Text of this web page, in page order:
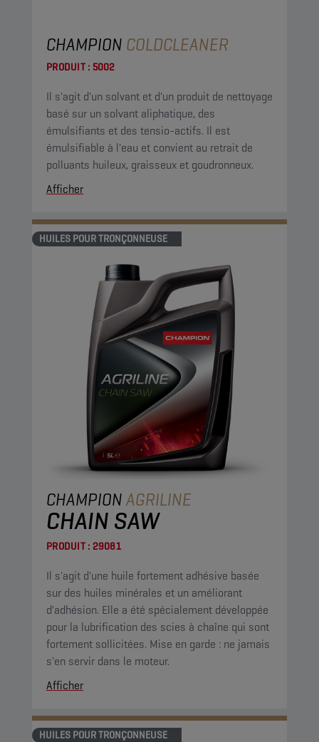
CHAMPION COLDCLEANER
PRODUIT : 5002
Il s'agit d'un solvant et d'un produit de nettoyage
basé sur un solvant aliphatique, des
émulsifiants et des tensio-actifs. Il est
émulsifiable à l'eau et convient au retrait de
polluants huileux, graisseux et goudronneux.
Afficher
HUILES POUR TRONÇONNEUSE
CHAMPIONAGRILINE
CHAIN SAW
PRODUIT : 29081
Il s'agit d'une huile fortement adhésive basée
sur des huiles minérales et un améliorant
d'adhésion. Elle a été spécialement développée
pour la lubrification des scies à chaîne qui sont
fortement sollicitées. Mise en garde : ne jamais
s'en servir dans le moteur.
Afficher
HUILES POUR TRONÇONNEUSE